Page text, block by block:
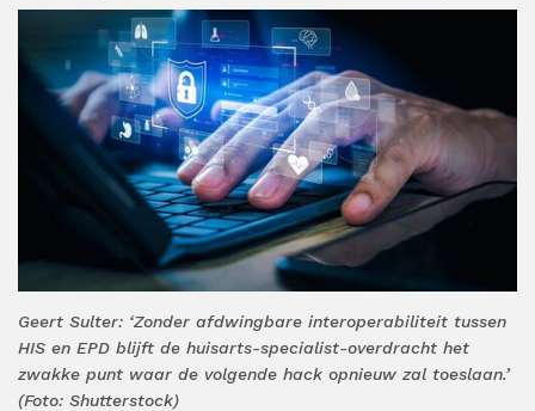
Geert Sulter: ‘Zonder afdwingbare interoperabiliteit tussen
HIS en EPD blijft de huisarts-specialist-overdracht het
zwakke punt waar de volgende hack opnieuw zal toeslaan.’
(Foto: Shutterstock)